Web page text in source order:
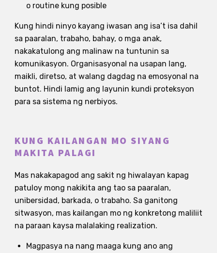
o routine kung posible
Kung hindi ninyo kayang iwasan ang isa’t isa dahil
sa paaralan, trabaho, bahay, o mga anak,
nakakatulong ang malinaw na tuntunin sa
komunikasyon. Organisasyonal na usapan lang,
maikli, diretso, at walang dagdag na emosyonal na
buntot. Hindi lamig ang layunin kundi proteksyon
para sa sistema ng nerbiyos.
KUNG KAILANGAN MO SIYANG
MAKITA PALAGI
Mas nakakapagod ang sakit ng hiwalayan kapag
patuloy mong nakikita ang tao sa paaralan,
unibersidad, barkada, o trabaho. Sa ganitong
sitwasyon, mas kailangan mo ng konkretong maliliit
na paraan kaysa malalaking realization.
Magpasya na nang maaga kung ano ang